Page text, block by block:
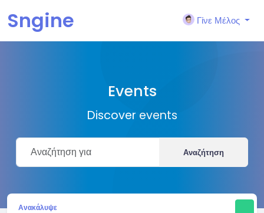
Sngine Γίνε Μέλος
Events
Discover events
Αναζήτηση
Ανακάλυψε